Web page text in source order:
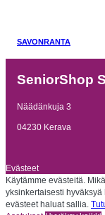
SAVONRANTA
SeniorShop
Näädänkuja 3
04230 Kerava
Evästeet
Käytämme evästeitä.
yksinkertaisesti
evästeet haluat sallia.